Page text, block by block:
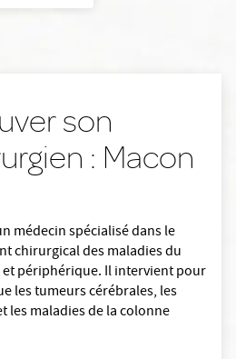
son
: Macon
médecin spécialisé dans le
chirurgical des maladies du
périphérique. Il intervient pour
les tumeurs cérébrales, les
les maladies de la colonne